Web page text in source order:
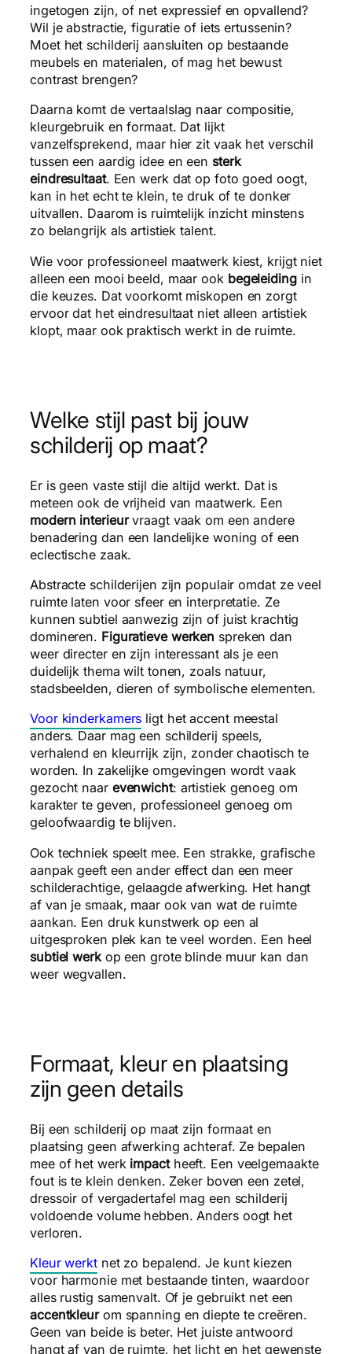
ingetogen zijn, of net expressief en opvallend?
Wil je abstractie, figuratie of iets ertussenin?
Moet het schilderij aansluiten op bestaande
meubels en materialen, of mag het bewust
contrast brengen?
Daarna komt de vertaalslag naar compositie,
kleurgebruik en formaat. Dat lijkt
vanzelfsprekend, maar hier zit vaak het verschil
tussen een aardig idee en een sterk
eindresultaat. Een werk dat op foto goed oogt,
kan in het echt te klein, te druk of te donker
uitvallen. Daarom is ruimtelijk inzicht minstens
zo belangrijk als artistiek talent.
Wie voor professioneel maatwerk kiest, krijgt niet
alleen een mooi beeld, maar ook begeleidingin
die keuzes. Dat voorkomt miskopen en zorgt
ervoor dat het eindresultaat niet alleen artistiek
klopt, maar ook praktisch werkt in de ruimte.
Welke stijl past bij jouw
schilderij op maat?
Er is geen vaste stijl die altijd werkt. Dat is
meteen ook de vrijheid van maatwerk. Een
modern interieurvraagt vaak om een andere
benadering dan een landelijke woning of een
eclectische zaak.
Abstracte schilderijen zijn populair omdat ze veel
ruimte laten voor sfeer en interpretatie. Ze
kunnen subtiel aanwezig zijn of juist krachtig
domineren. Figuratieve werken spreken dan
weer directer en zijn interessant als je een
duidelijk thema wilt tonen, zoals natuur,
stadsbeelden, dieren of symbolische elementen.
Voor kinderkamers ligt het accent meestal
anders. Daar mag een schilderij speels,
verhalend en kleurrijk zijn, zonder chaotisch te
worden. In zakelijke omgevingen wordt vaak
gezocht naar evenwicht: artistiek genoeg om
karakter te geven, professioneel genoeg om
geloofwaardig te blijven.
Ook techniek speelt mee. Een strakke, grafische
aanpak geeft een ander effect dan een meer
schilderachtige, gelaagde afwerking. Het hangt
af van je smaak, maar ook van wat de ruimte
aankan. Een druk kunstwerk op een al
uitgesproken plek kan te veel worden. Een heel
subtiel werkop een grote blinde muur kan dan
weer wegvallen.
Formaat, kleur en plaatsing
zijn geen details
Bij een schilderij op maat zijn formaat en
plaatsing geen afwerking achteraf. Ze bepalen
mee of het werk impactheeft. Een veelgemaakte
fout is te klein denken. Zeker boven een zetel,
dressoir of vergadertafel mag een schilderij
voldoende volume hebben. Anders oogt het
verloren.
Kleur werktnet zo bepalend. Je kunt kiezen
voor harmonie met bestaande tinten, waardoor
alles rustig samenvalt. Of je gebruikt net een
accentkleurom spanning en diepte te creëren.
Geen van beide is beter. Het juiste antwoord
hangt af van de ruimte, het licht en het gewenste